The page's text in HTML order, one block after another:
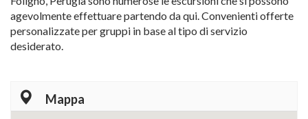
agevolmente effettuare partendo da qui. Convenienti offerte
personalizzate per gruppi in base al tipo di servizio
desiderato.
Mappa